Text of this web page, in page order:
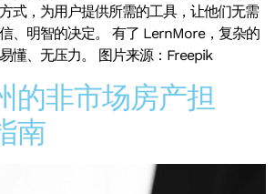
式，为用户提供所需的工具，让他们无需
、明智的决定。 有了 LernMore，复杂的
懂、无压力。 图片来源：Freepik
的非市场房产担
南